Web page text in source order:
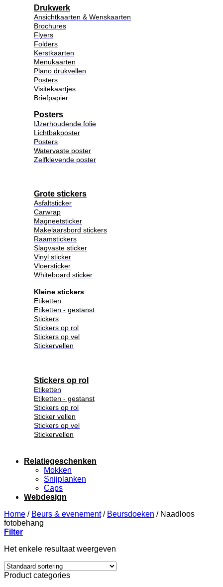
Drukwerk
Ansichtkaarten & Wenskaarten
Brochures
Flyers
Folders
Kerstkaarten
Menukaarten
Plano drukvellen
Posters
Visitekaartjes
Briefpapier
Posters
IJzerhoudende folie
Lichtbakposter
Posters
Watervaste poster
Zelfklevende poster
Grote stickers
Asfaltsticker
Carwrap
Magneetsticker
Makelaarsbord stickers
Raamstickers
Slagvaste sticker
Vinyl sticker
Vloersticker
Whiteboard sticker
Kleine stickers
Etiketten
Etiketten - gestanst
Stickers
Stickers op rol
Stickers op vel
Stickervellen
Stickers op rol
Etiketten
Etiketten - gestanst
Stickers op rol
Sticker vellen
Stickers op vel
Stickervellen
Relatiegeschenken
Mokken
Snijplanken
Caps
Webdesign
Home / Beurs & evenement / Beursdoeken /Naadloos
fotobehang
Filter
Het enkele resultaat weergeven
Product categories